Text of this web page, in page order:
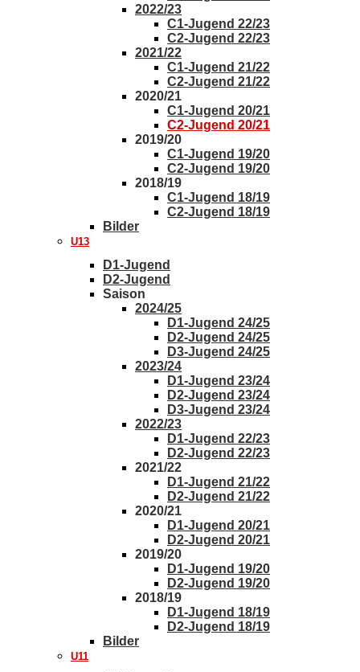
2022/23
C1-Jugend 22/23
C2-Jugend 22/23
2021/22
C1-Jugend 21/22
C2-Jugend 21/22
2020/21
C1-Jugend 20/21
C2-Jugend 20/21
2019/20
C1-Jugend 19/20
C2-Jugend 19/20
2018/19
C1-Jugend 18/19
C2-Jugend 18/19
Bilder
U13
D1-Jugend
D2-Jugend
Saison
2024/25
D1-Jugend 24/25
D2-Jugend 24/25
D3-Jugend 24/25
2023/24
D1-Jugend 23/24
D2-Jugend 23/24
D3-Jugend 23/24
2022/23
D1-Jugend 22/23
D2-Jugend 22/23
2021/22
D1-Jugend 21/22
D2-Jugend 21/22
2020/21
D1-Jugend 20/21
D2-Jugend 20/21
2019/20
D1-Jugend 19/20
D2-Jugend 19/20
2018/19
D1-Jugend 18/19
D2-Jugend 18/19
Bilder
U11